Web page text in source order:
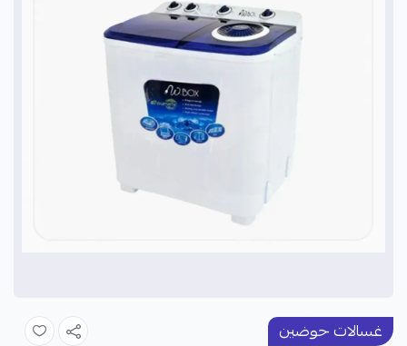
غسالات حوضين